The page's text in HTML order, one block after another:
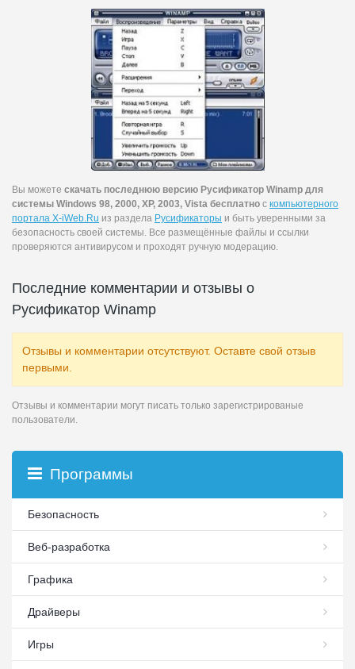
Вы можете скачать последнюю версию Русификатор Winamp для
системы Windows 98, 2000, XP, 2003, Vista бесплатно с компьютерного
портала X-iWeb.Ru из раздела Русификаторы и быть уверенными за
безопасность своей системы. Все размещённые файлы и ссылки
проверяются антивирусом и проходят ручную модерацию.
Последние комментарии и отзывы о
Русификатор Winamp
Отзывы и комментарии отсутствуют. Оставте свой отзыв
первыми.
Отзывы и комментарии могут писать только зарегистрированые
пользователи.
Программы
Безопасность
Веб-разработка
Графика
Драйверы
Игры